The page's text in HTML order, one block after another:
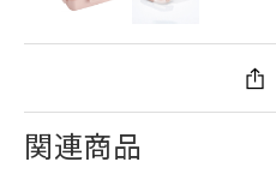
関連商品